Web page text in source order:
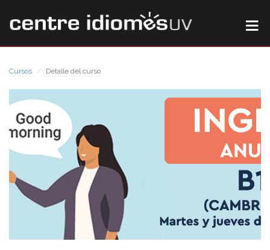
Cursos Detalle del curso